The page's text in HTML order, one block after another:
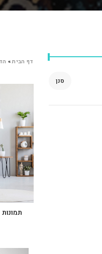
סנן
דף הבית»